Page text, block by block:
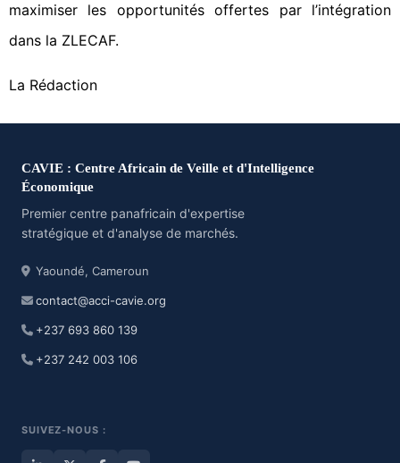
maximiser les opportunités offertes par l’intégration
dans la ZLECAF.
La Rédaction
CAVIE : Centre Africain de Veille et d'Intelligence
Économique
Premier centre panafricain d'expertise
stratégique et d'analyse de marchés.
Yaoundé, Cameroun
contact@acci-cavie.org
+237 693 860 139
+237 242 003 106
SUIVEZ-NOUS :